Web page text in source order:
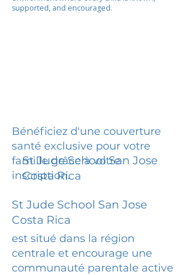
supported, and encouraged.
Bénéficiez d'une couverture
santé exclusive pour votre
famille grâce à votre
inscription.
St Jude School San Jose
Costa Rica
St Jude School San Jose
Costa Rica
est situé dans la région
centrale et encourage une
communauté parentale active